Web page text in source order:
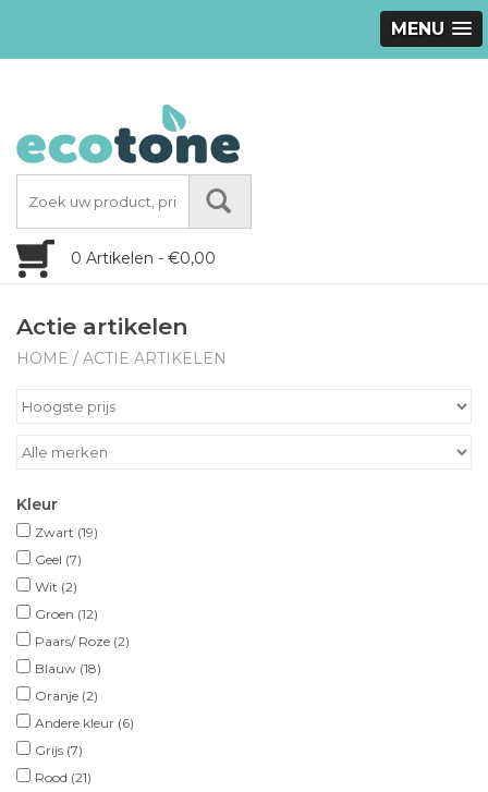
MENU
0 Artikelen - €0,00
Actie artikelen
HOME / ACTIE ARTIKELEN
Kleur
Zwart (19)
Geel (7)
Wit (2)
Groen (12)
Paars/ Roze (2)
Blauw (18)
Oranje (2)
Andere kleur (6)
Grijs (7)
Rood (21)